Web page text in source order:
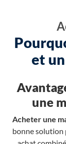
et
une
Acheter une
bonne solution